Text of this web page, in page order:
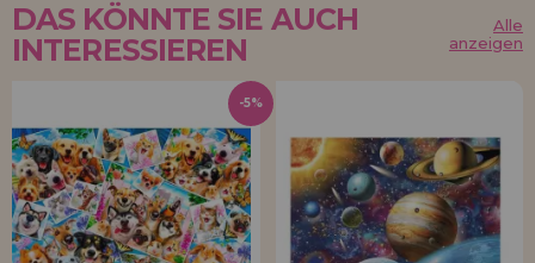
DAS KÖNNTE SIE AUCH
INTERESSIEREN
Alle
anzeigen
-5%